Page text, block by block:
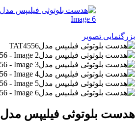
بزرگنمایی تصویر
هدست بلوتوثی فیلیپس مدلTAT4556